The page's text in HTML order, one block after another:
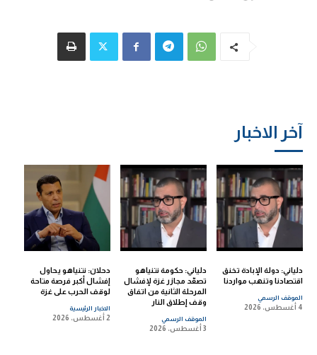
آخر الاخبار
دلياني: دولة الإبادة تخنق
اقتصادنا وتنهب مواردنا
الموقف الرسمي
4 أغسطس، 2026
دلياني: حكومة نتنياهو
تصعّد مجازر غزة لإفشال
المرحلة الثانية من اتفاق
وقف إطلاق النار
الموقف الرسمي
3 أغسطس، 2026
دحلان: نتنياهو يحاول
إفشال أكبر فرصة متاحة
لوقف الحرب على غزة
الاخبار الرئيسية
2 أغسطس، 2026